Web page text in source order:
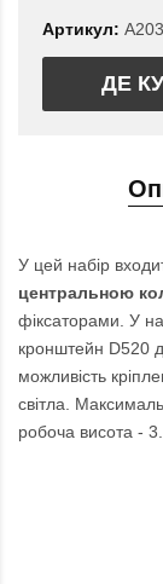
Артикул:
ДЕ
У цей набір
центральною
фіксаторами. У
кронштейн D520
можливість
світла.
робоча висота -